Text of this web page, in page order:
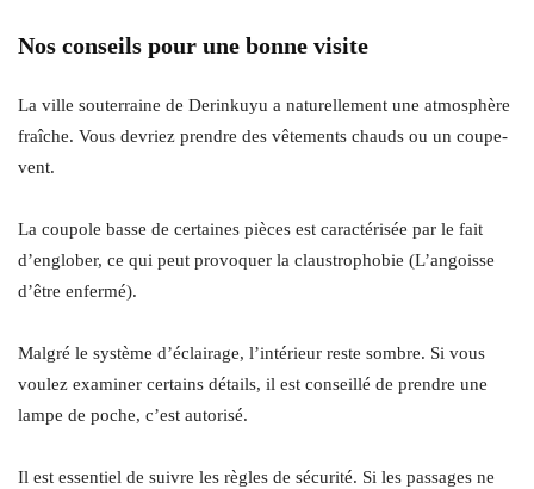
Nos conseils pour une bonne visite
La ville souterraine de Derinkuyu a naturellement une atmosphère
fraîche. Vous devriez prendre des vêtements chauds ou un coupe-
vent.
La coupole basse de certaines pièces est caractérisée par le fait
d’englober, ce qui peut provoquer la claustrophobie (L’angoisse
d’être enfermé).
Malgré le système d’éclairage, l’intérieur reste sombre. Si vous
voulez examiner certains détails, il est conseillé de prendre une
lampe de poche, c’est autorisé.
Il est essentiel de suivre les règles de sécurité. Si les passages ne